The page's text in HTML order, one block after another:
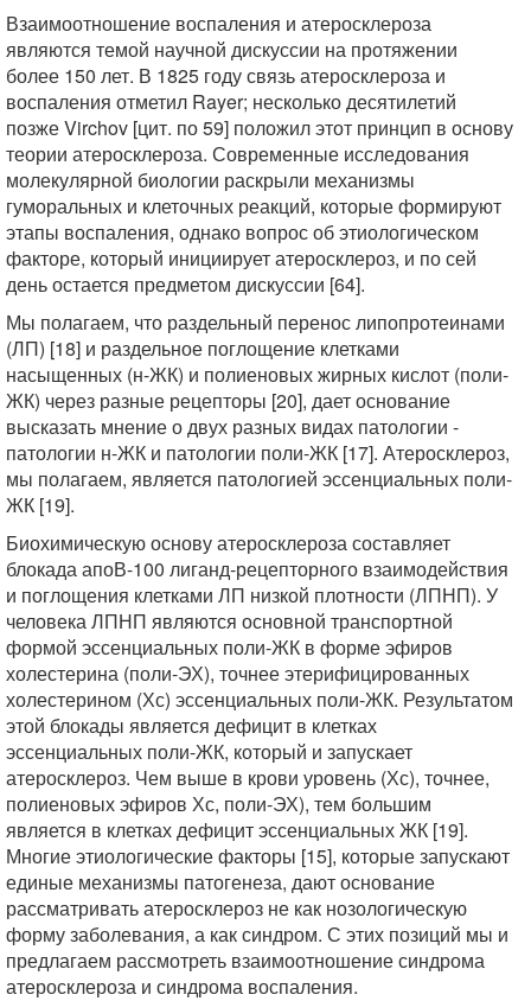
Взаимоотношение воспаления и атеросклероза
являются темой научной дискуссии на протяжении
более 150 лет. В 1825 году связь атеросклероза и
воспаления отметил Rayer; несколько десятилетий
позже Virchov [цит. по 59] положил этот принцип в основу
теории атеросклероза. Современные исследования
молекулярной биологии раскрыли механизмы
гуморальных и клеточных реакций, которые формируют
этапы воспаления, однако вопрос об этиологическом
факторе, который инициирует атеросклероз, и по сей
день остается предметом дискуссии [64].
Мы полагаем, что раздельный перенос липопротеинами
(ЛП) [18] и раздельное поглощение клетками
насыщенных (н-ЖК) и полиеновых жирных кислот (поли-
ЖК) через разные рецепторы [20], дает основание
высказать мнение о двух разных видах патологии -
патологии н-ЖК и патологии поли-ЖК [17]. Атеросклероз,
мы полагаем, является патологией эссенциальных поли-
ЖК [19].
Биохимическую основу атеросклероза составляет
блокада апоВ-100 лиганд-рецепторного взаимодействия
и поглощения клетками ЛП низкой плотности (ЛПНП). У
человека ЛПНП являются основной транспортной
формой эссенциальных поли-ЖК в форме эфиров
холестерина (поли-ЭХ), точнее этерифицированных
холестерином (Хс) эссенциальных поли-ЖК. Результатом
этой блокады является дефицит в клетках
эссенциальных поли-ЖК, который и запускает
атеросклероз. Чем выше в крови уровень (Хс), точнее,
полиеновых эфиров Хс, поли-ЭХ), тем большим
является в клетках дефицит эссенциальных ЖК [19].
Многие этиологические факторы [15], которые запускают
единые механизмы патогенеза, дают основание
рассматривать атеросклероз не как нозологическую
форму заболевания, а как синдром. С этих позиций мы и
предлагаем рассмотреть взаимоотношение синдрома
атеросклероза и синдрома воспаления.